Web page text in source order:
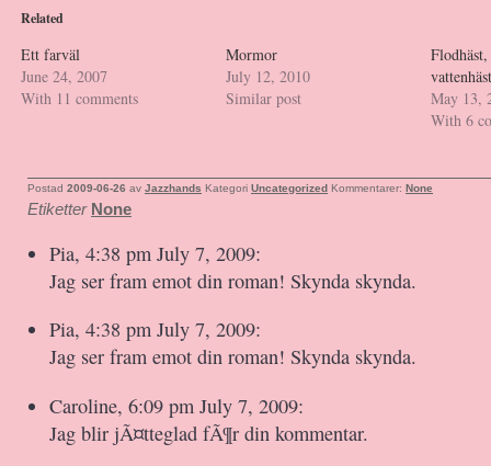
Related
Ett farväl
June 24, 2007
With 11 comments
Mormor
July 12, 2010
Similar post
May 13,
With 6
Postad 2009-06-26 av Jazzhands Kategori Uncategorized Kommentarer: None
Etiketter None
Pia, 4:38 pm July 7, 2009:
Jag ser fram emot din roman! Skynda skynda.
Pia, 4:38 pm July 7, 2009:
Jag ser fram emot din roman! Skynda skynda.
Caroline, 6:09 pm July 7, 2009:
Jag blir jÃ¤tteglad fÃ¶r din kommentar.